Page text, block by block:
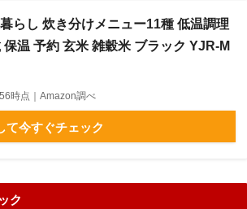
らし 炊き分けメニュー11種 低温調理
温 予約 玄米 雑穀米 ブラック YJR-M
時点｜Amazon調べ
て今すぐチェック
ク